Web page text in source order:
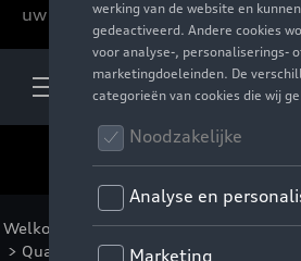
uw verdeler.
Welkom Voor u >Audi Sport
> Quattro Pulse > Detail